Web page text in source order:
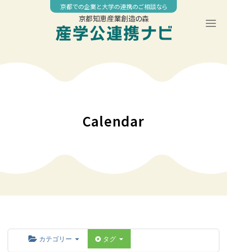
京都での企業と大学の連携のご相談なら
京都知恵産業創造の森
Calendar
カテゴリー タグ
04:00